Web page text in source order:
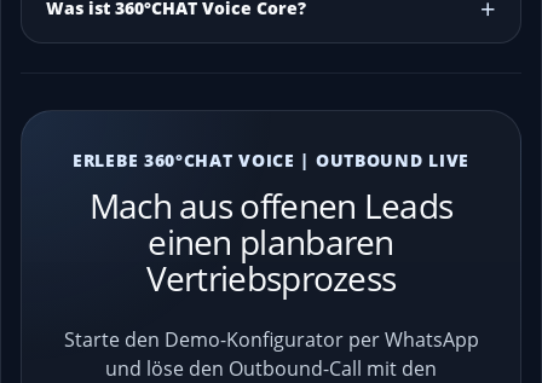
Was ist 360°CHAT Voice Core?
ERLEBE 360°CHAT VOICE | OUTBOUND LIVE
Mach aus offenen Leads
einen planbaren
Vertriebsprozess
Starte den Demo-Konfigurator per WhatsApp
und löse den Outbound-Call mit den